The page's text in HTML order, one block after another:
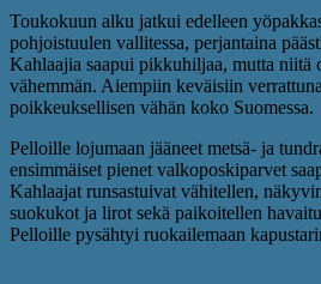
Toukokuun alku jatkui edelleen
pohjoistuulen vallitessa, perjantaina
Kahlaajia saapui pikkuhiljaa, mutta niitä
vähemmän. Aiempiin keväisiin
poikkeuksellisen vähän koko Suomessa.
Pelloille lojumaan jääneet metsä- ja
ensimmäiset pienet valkoposkiparvet
Kahlaajat runsastuivat vähitellen,
suokukot ja lirot sekä paikoitellen
Pelloille pysähtyi ruokailemaan